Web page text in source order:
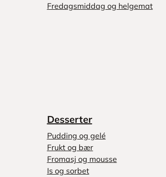
Fredagsmiddag og helgemat
Desserter
Pudding og gelé
Frukt og bær
Fromasj og mousse
Is og sorbet